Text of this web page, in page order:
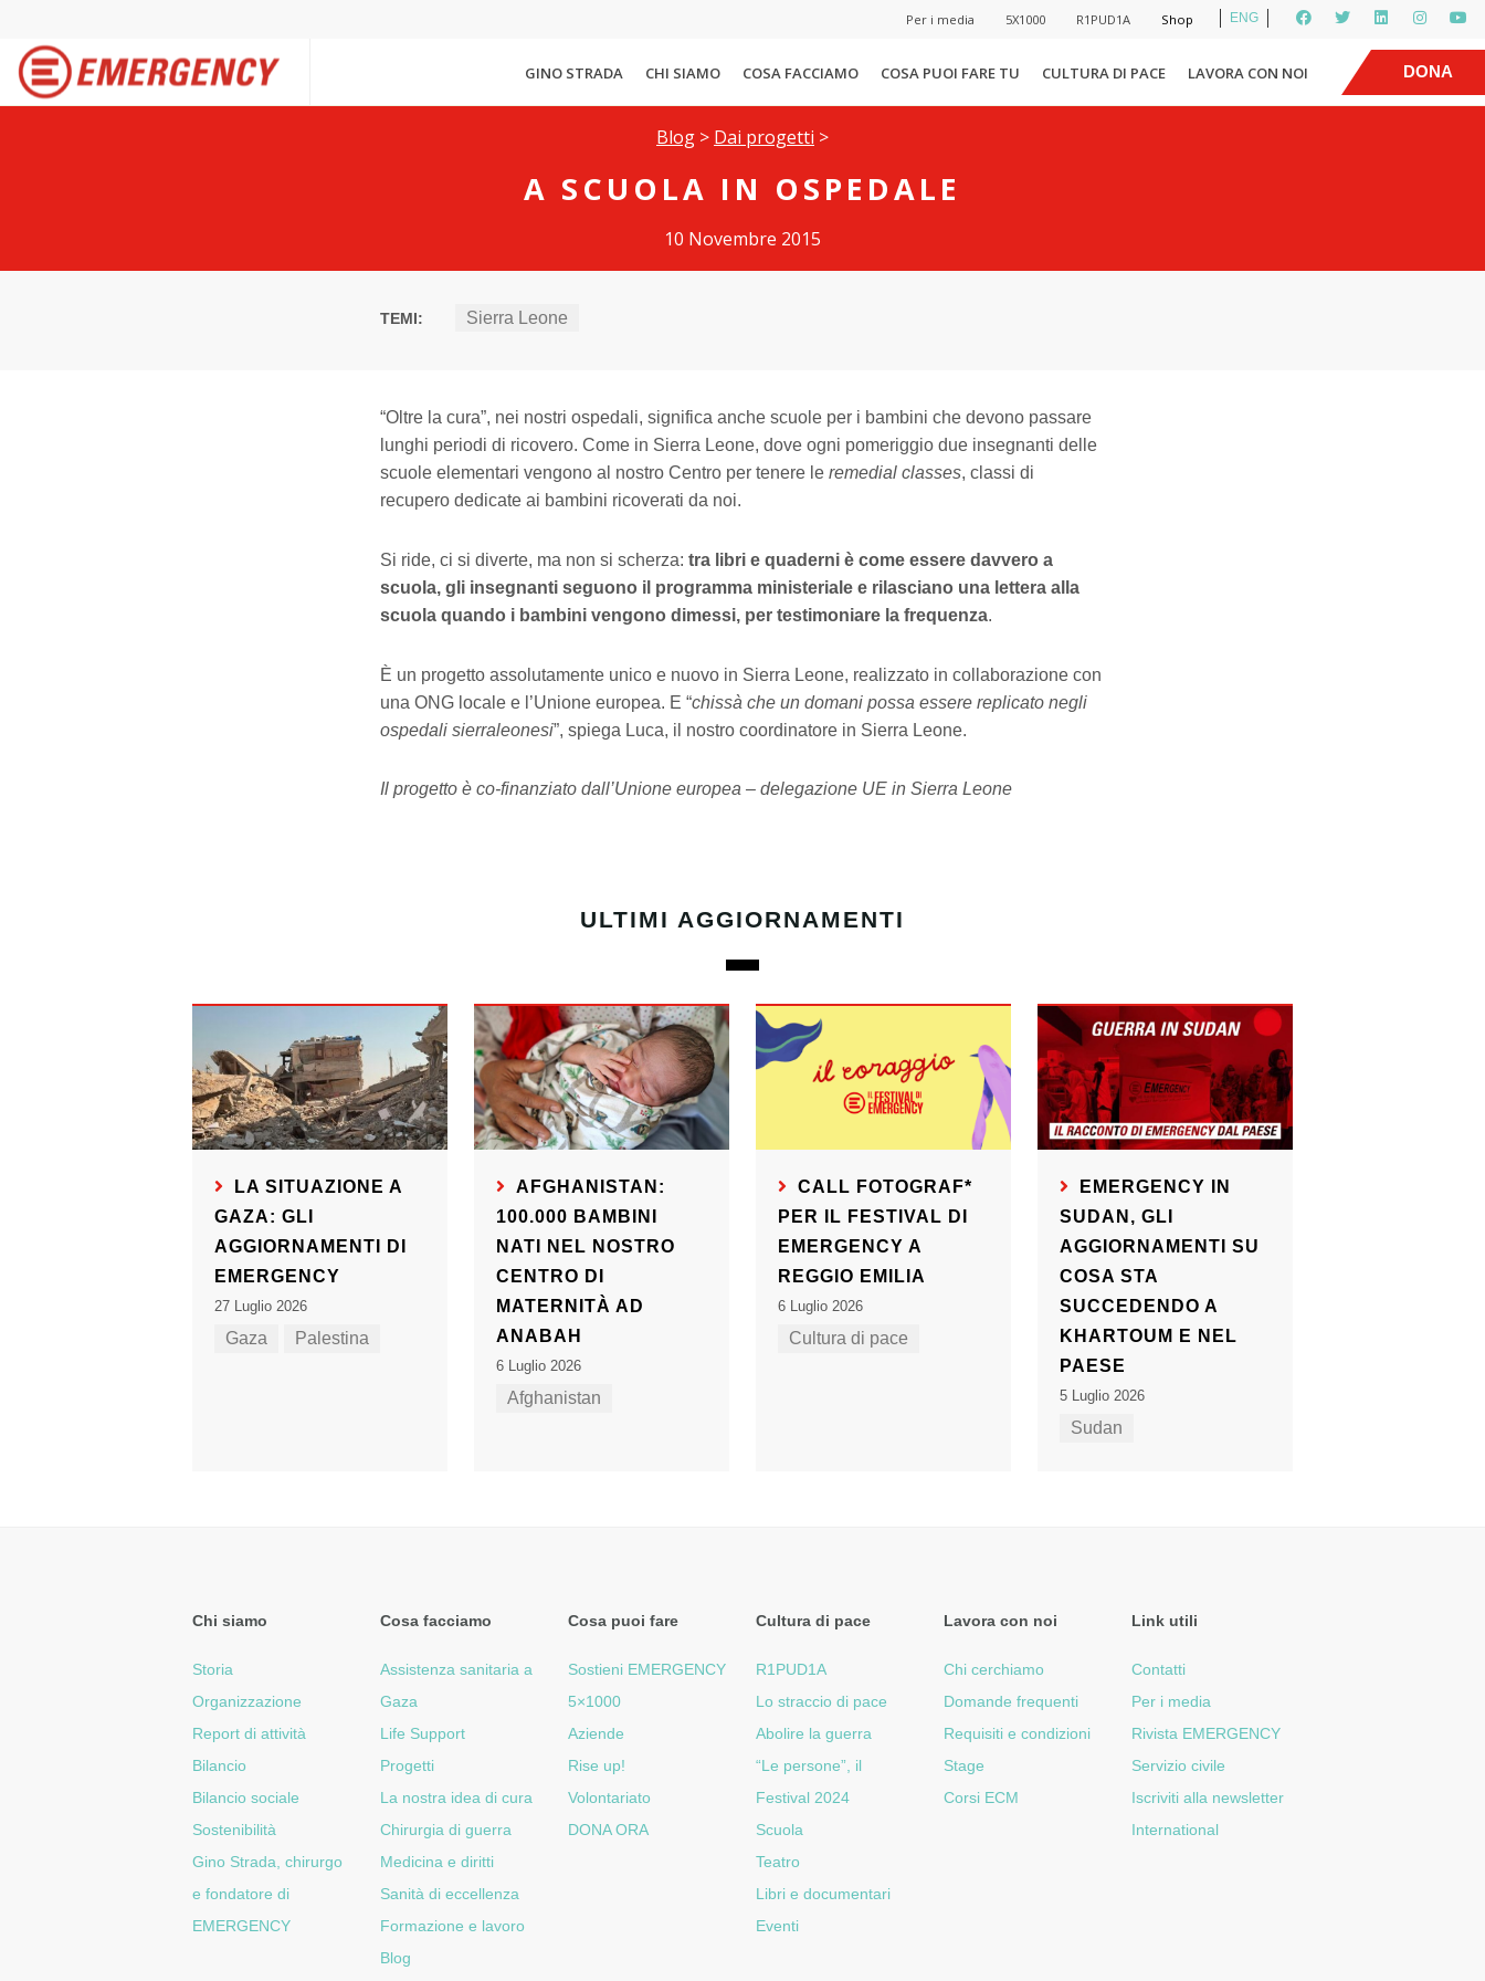
ENG
Per i media 5X1000 R1PUD1A Shop
DONA
GINO STRADA CHI SIAMO COSA FACCIAMO COSA PUOI FARE TU CULTURA DI PACE LAVORA CON NOI
Blog > Dai progetti >
A SCUOLA IN OSPEDALE
10 Novembre 2015
TEMI: Sierra Leone
“Oltre la cura”, nei nostri ospedali, significa anche scuole per i bambini che devono passare
lunghi periodi di ricovero. Come in Sierra Leone, dove ogni pomeriggio due insegnanti delle
scuole elementari vengono al nostro Centro per tenere le remedial classes, classi di
recupero dedicate ai bambini ricoverati da noi.
Si ride, ci si diverte, ma non si scherza: tra libri e quaderni è come essere davvero a
scuola, gli insegnanti seguono il programma ministeriale e rilasciano una lettera alla
scuola quando i bambini vengono dimessi, per testimoniare la frequenza.
È un progetto assolutamente unico e nuovo in Sierra Leone, realizzato in collaborazione con
una ONG locale e l’Unione europea. E “chissà che un domani possa essere replicato negli
ospedali sierraleonesi”, spiega Luca, il nostro coordinatore in Sierra Leone.
Il progetto è co-finanziato dall’Unione europea – delegazione UE in Sierra Leone
ULTIMI AGGIORNAMENTI
LA SITUAZIONE A
GAZA: GLI
AGGIORNAMENTI DI
EMERGENCY
27 Luglio 2026
Gaza Palestina
AFGHANISTAN:
100.000 BAMBINI
NATI NEL NOSTRO
CENTRO DI
MATERNITÀ AD
ANABAH
6 Luglio 2026
Afghanistan
CALL FOTOGRAF*
PER IL FESTIVAL DI
EMERGENCY A
REGGIO EMILIA
6 Luglio 2026
Cultura di pace
EMERGENCY IN
SUDAN, GLI
AGGIORNAMENTI SU
COSA STA
SUCCEDENDO A
KHARTOUM E NEL
PAESE
5 Luglio 2026
Sudan
Chi siamo
Storia
Organizzazione
Report di attività
Bilancio
Bilancio sociale
Sostenibilità
Gino Strada, chirurgo
e fondatore di
EMERGENCY
Cosa facciamo
Assistenza sanitaria a
Gaza
Life Support
Progetti
La nostra idea di cura
Chirurgia di guerra
Medicina e diritti
Sanità di eccellenza
Formazione e lavoro
Blog
Cosa puoi fare
Sostieni EMERGENCY
5×1000
Aziende
Rise up!
Volontariato
DONA ORA
Cultura di pace
R1PUD1A
Lo straccio di pace
Abolire la guerra
“Le persone”, il
Festival 2024
Scuola
Teatro
Libri e documentari
Eventi
Lavora con noi
Chi cerchiamo
Domande frequenti
Requisiti e condizioni
Stage
Corsi ECM
Link utili
Contatti
Per i media
Rivista EMERGENCY
Servizio civile
Iscriviti alla newsletter
International